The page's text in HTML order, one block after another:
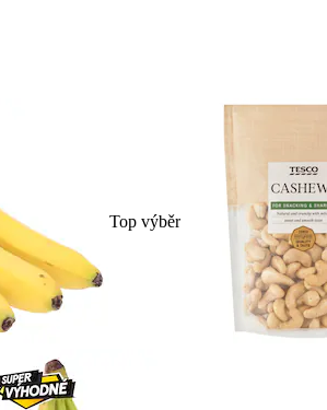
Top výběr